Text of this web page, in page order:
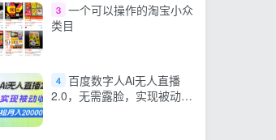
3 一个可以操作的淘宝小众
类目
4
百度数字人Ai无人直播
2.0，无需露脸，实现被动收